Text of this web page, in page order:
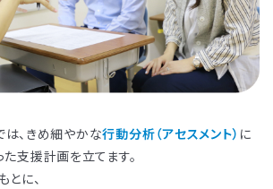
、きめ細やかな行動分析（アセスメント） に
支援計画を立てます。
とに、